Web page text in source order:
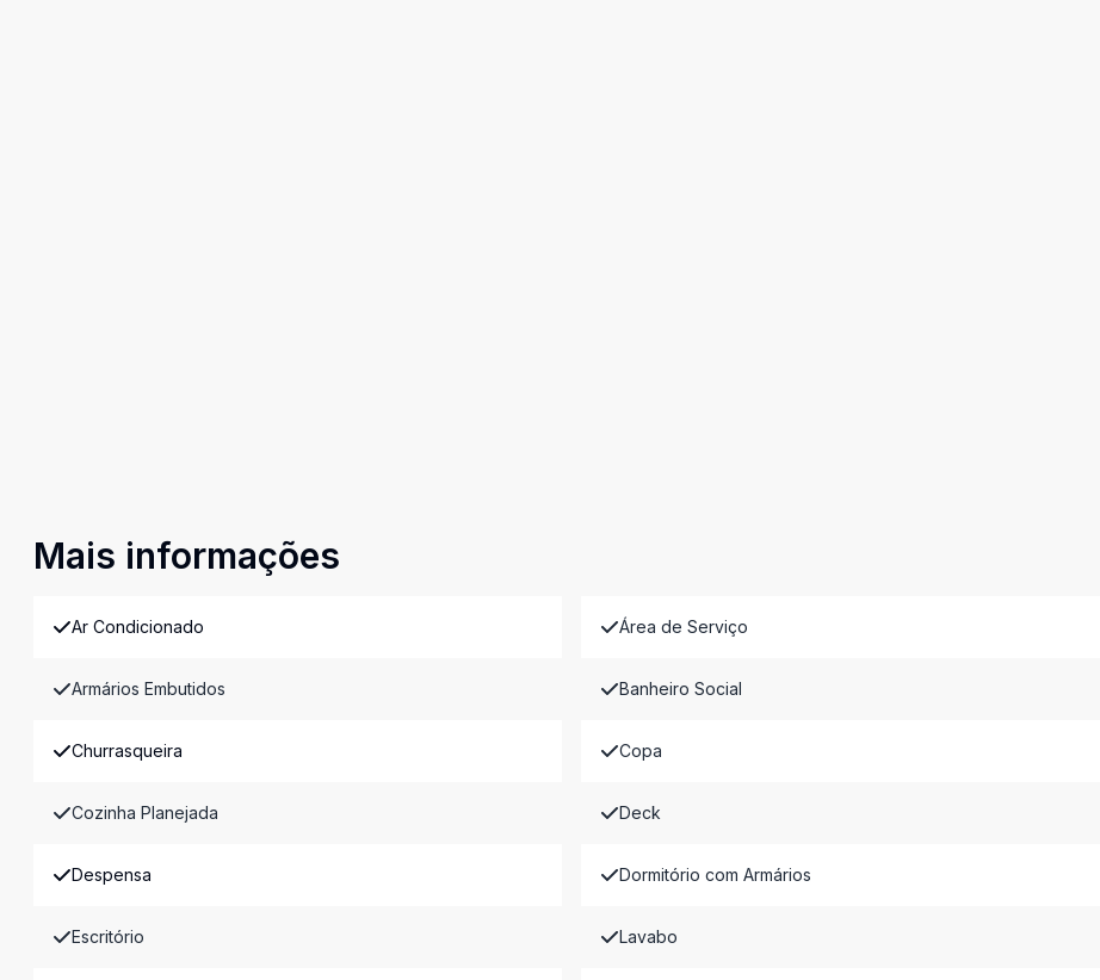
Mais informações
Ar Condicionado Área de Serviço
Armários Embutidos Banheiro Social
Churrasqueira Copa
Cozinha Planejada Deck
Despensa Dormitório com Armários
Escritório Lavabo